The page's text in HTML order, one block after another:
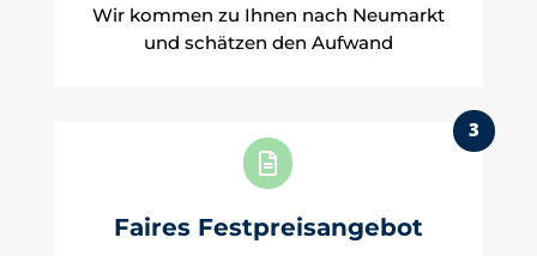
Wir kommen zu Ihnen nach Neumarkt
und schätzen den Aufwand

Faires Festpreisangebot
3